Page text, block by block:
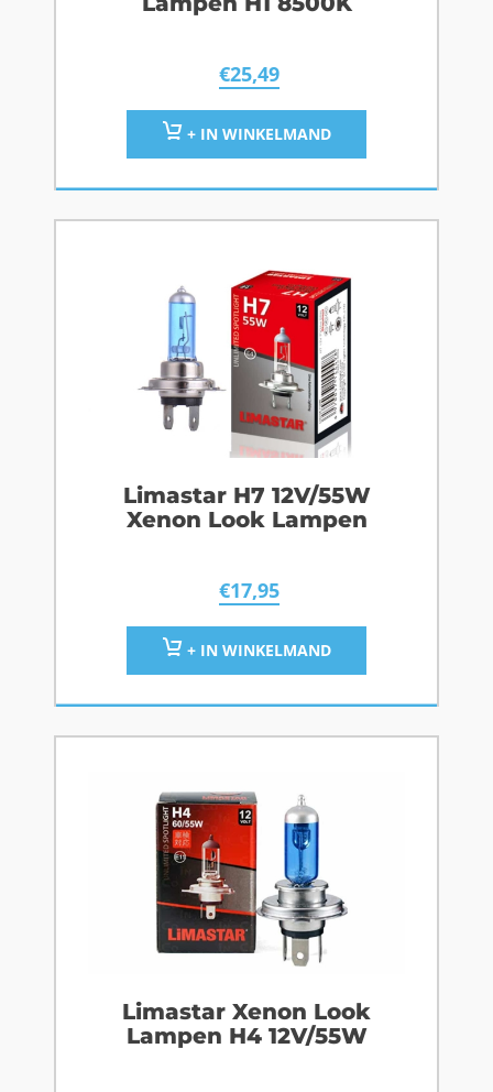
€25,49
+ IN WINKELMAND
Limastar H7 12V/55W
Xenon Look Lampen
€17,95
+ IN WINKELMAND
Limastar Xenon Look
Lampen H4 12V/55W